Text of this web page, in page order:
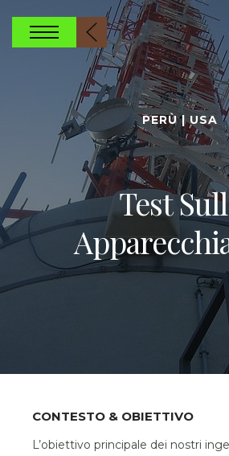
PERÙ | USA
Test
CONTESTO & OBIETTIVO
L’obiettivo principale dei nostri